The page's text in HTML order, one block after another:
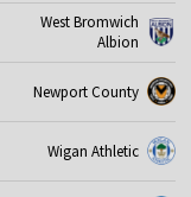
West Bromwich
Albion
Newport County
Wigan Athletic